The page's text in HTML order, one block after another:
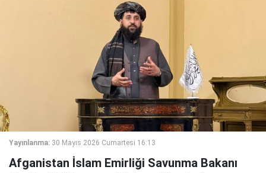
Yayınlanma: 30 Mayıs 2026 Cumartesi 16:13
Afganistan İslam Emirliği Savunma Bakanı